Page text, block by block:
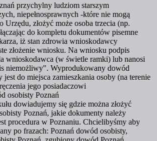
przychylny ludziom starszym
niepełnosprawnych -które nie mogą
Urzędu, złożyć może osoba trzecia (np.
do kompletu dokumentów pisemne
iż stan zdrowia wnioskodawcy
złożenie wniosku. Na wniosku podpis
wnioskodawca (w świetle ramki) lub nanosi
niemożliwy". Wyprodukowany dowód
jest do miejsca zamieszkania osoby (na terenie
jego posiadaczowi
osobisty Poznań
dowiadujemy się gdzie można złożyć
Poznań, jakie dokumenty należy
procedura w Poznaniu. Chcielibyśmy aby
po frazach: Poznań dowód osobisty,